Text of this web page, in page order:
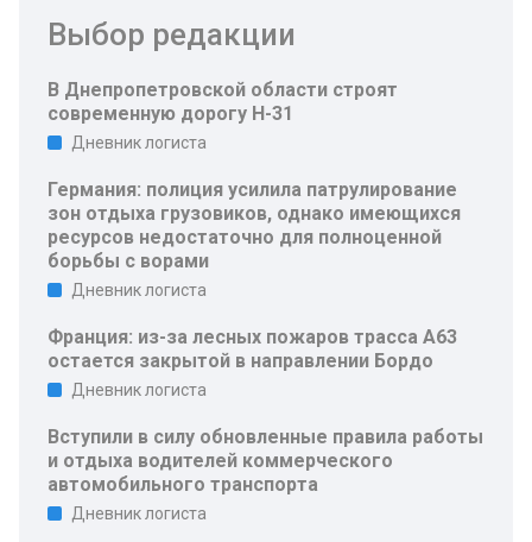
Выбор редакции
В Днепропетровской области строят
современную дорогу Н-31
Дневник логиста
Германия: полиция усилила патрулирование
зон отдыха грузовиков, однако имеющихся
ресурсов недостаточно для полноценной
борьбы с ворами
Дневник логиста
Франция: из-за лесных пожаров трасса A63
остается закрытой в направлении Бордо
Дневник логиста
Вступили в силу обновленные правила работы
и отдыха водителей коммерческого
автомобильного транспорта
Дневник логиста